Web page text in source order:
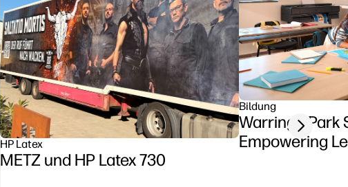
HP Latex
METZ und HP Latex 730
Bildung
Warringa Park
Empowering
Next slide